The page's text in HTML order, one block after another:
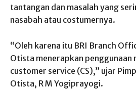
tantangan dan masalah yang
nasabah atau costumernya.
“Oleh karena itu BRI Branch
Otista menerapkan penggunaan
customer service (CS),” ujar
Otista, R M Yogiprayogi.